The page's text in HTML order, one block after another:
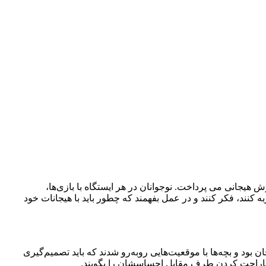
هر ایستگاه به یکی از بخش‌های هوش هیجانی می‌ پرداخت. نوجوانان در هر ایستگاه با بازی‌ها،
فکر کنند و در عمل بفهمند که چطور باید با هیجانات خود
و بچه‌ها با موقعیت‌هایی روبه‌رو شدند که باید تصمیم‌گیری
کردن طرف مقابل احساسشان را بگویند.